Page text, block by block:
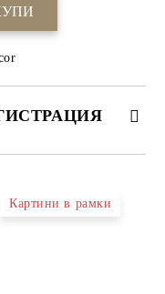
Картини в рамки